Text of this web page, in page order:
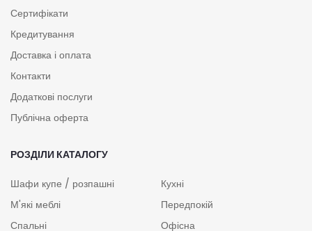
Сертифікати
Кредитування
Доставка і оплата
Контакти
Додаткові послуги
Публічна оферта
РОЗДІЛИ КАТАЛОГУ
Шафи купе / розпашні
М'які меблі
Спальні
Кухні
Передпокій
Офісна